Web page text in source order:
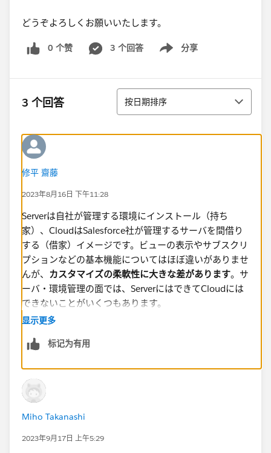
どうぞよろしくお願いいたします。
0 个赞 3 个回答 分享
Show menu
3 个回答 排序
按日期排序
修平 齋藤
2023年8月16日 下午11:28
Serverは自社が管理する環境にインストール（持ち
家）、CloudはSalesforce社が管理するサーバを間借り
する（借家）イメージです。ビューの表示やサブスクリ
プションなどの基本機能についてはほぼ違いがありませ
んが、 カスタマイズの柔軟性に大きな差があります。サ
ーバ・環境管理の面では、ServerにはできてCloudには
できないことがいくつもあります。
ればなりません。ハードウェアの保守も含め、管理者や
Salesforceがやってくれますので、環境構築や維持のた
めの専門人材がいなくても利用できます。
あとはServerだとアップデートのタイミングを自分たち
显示更多
标记为有用
Miho Takanashi
2023年9月17日 上午5:29